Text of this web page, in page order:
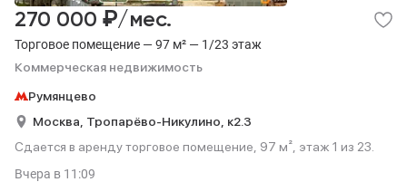
Торговое помещение — 97 м² — 1/23 этаж
Коммерческая недвижимость
270 000 ₽/мес.
Румянцево
Москва, Тропарёво-Никулино, к2.3
Сдается в аренду торговое помещение, 97 м², этаж 1 из 23.
Вчера в 11:09